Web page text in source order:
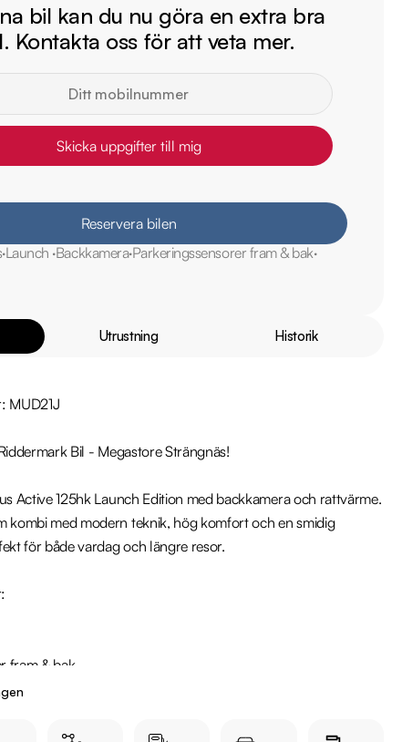
bil kan du nu göra en extra bra
Kontakta oss för att veta mer.
Skicka uppgifter till mig
Reservera bilen
Launch BackkameraParkeringssensorer fram & bak
Utrustning Historik
MUD21J
Bil - Megastore Strängnäs!
Active 125hk Launch Edition med backkamera och rattvärme.
kombi med modern teknik, hög komfort och en smidig
för både vardag och längre resor.